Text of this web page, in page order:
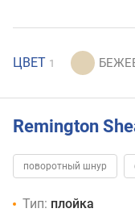
ЦВЕТ 1
Remington
поворотный шнур
Тип: плойка